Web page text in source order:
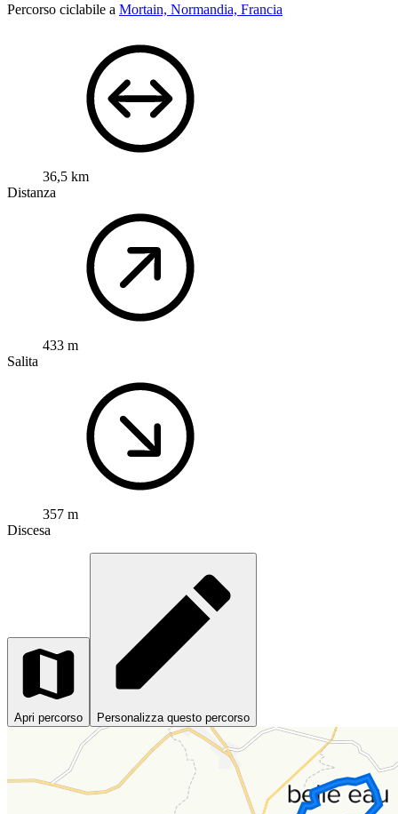
Percorso ciclabile a Mortain, Normandia, Francia
36,5 km
Distanza
433 m
Salita
357 m
Discesa
Apri percorso Personalizza questo percorso